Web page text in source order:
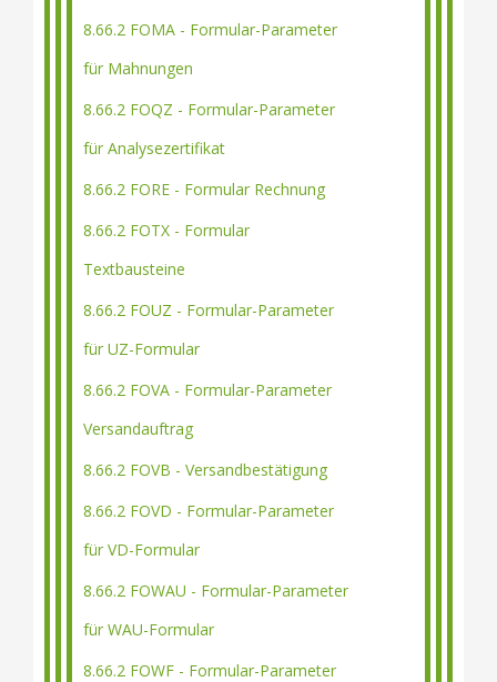
8.66.2 FOMA - Formular-Parameter
für Mahnungen
8.66.2 FOQZ - Formular-Parameter
für Analysezertifikat
8.66.2 FORE - Formular Rechnung
8.66.2 FOTX - Formular
Textbausteine
8.66.2 FOUZ - Formular-Parameter
für UZ-Formular
8.66.2 FOVA - Formular-Parameter
Versandauftrag
8.66.2 FOVB - Versandbestätigung
8.66.2 FOVD - Formular-Parameter
für VD-Formular
8.66.2 FOWAU - Formular-Parameter
für WAU-Formular
8.66.2 FOWF - Formular-Parameter